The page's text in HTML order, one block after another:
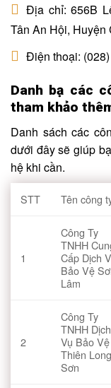
Địa chỉ: 656B
Tân An Hội,
Điện thoại:
Danh bạ các
tham khảo
Danh sách các
dưới đây sẽ giúp
hệ khi cần.
STT Tên công
1
Công Ty
TNHH
Cấp Dịch
Bảo Vệ
Lâm
2
Công Ty
TNHH Dịch
Vụ Bảo Vệ
Thiên Long
Sơn